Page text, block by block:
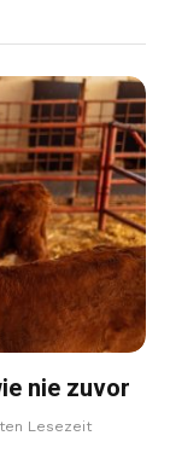
nie zuvor
Lesezeit